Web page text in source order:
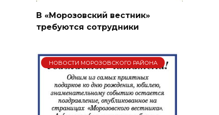
В «Морозовский вестник»
требуются сотрудники
НОВОСТИ МОРОЗОВСКОГО РАЙОНА